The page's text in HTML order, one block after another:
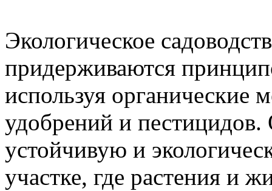
Экологическое
придерживаются
используя органические
удобрений и пестицидов.
устойчивую и
участке, где растения и